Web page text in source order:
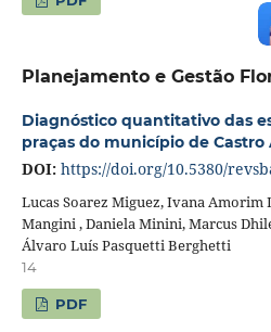
Planejamento e Gestão
Diagnóstico quantitativo das
praças do município de Castro
DOI: https://doi.org/10.5380/
Lucas Soarez Miguez, Ivana Amorim
Mangini , Daniela Minini, Marcus
Álvaro Luís Pasquetti Berghetti
14
PDF